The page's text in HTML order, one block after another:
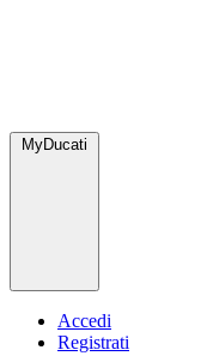
MyDucati
Accedi
Registrati